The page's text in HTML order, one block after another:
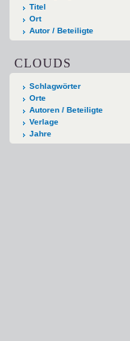
Titel
Ort
Autor / Beteiligte
CLOUDS
Schlagwörter
Orte
Autoren / Beteiligte
Verlage
Jahre